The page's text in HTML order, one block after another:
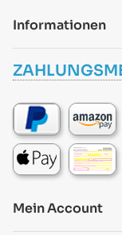
Informationen
Mein Account